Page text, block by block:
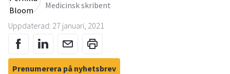
Medicinsk skribent
Uppdaterad: 27 januari, 2021
Prenumerera på nyhetsbrev